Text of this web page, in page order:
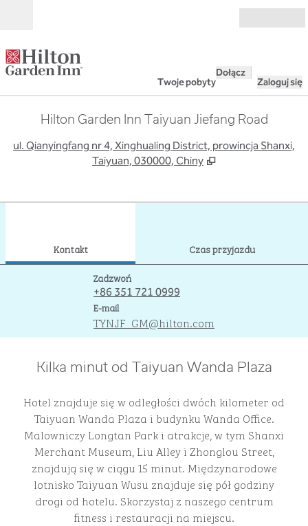
Twoje pobyty
Dołącz
Zaloguj się
Hilton Garden Inn Taiyuan Jiefang Road
ul. Qianyingfang nr 4, Xinghualing District, prowincja Shanxi,
Taiyuan, 030000, Chiny
Kontakt
Czas przyjazdu
Zadzwoń
Rozmowa
+86 351 721 0999
E-mail
Email
TYNJF_GM@hilton.com
Kilka minut od Taiyuan Wanda Plaza
Hotel znajduje się w odległości dwóch kilometer od
Taiyuan Wanda Plaza i budynku Wanda Office.
Malowniczy Longtan Park i atrakcje, w tym Shanxi
Merchant Museum, Liu Alley i Zhonglou Street,
znajdują się w ciągu 15 minut. Międzynarodowe
lotnisko Taiyuan Wusu znajduje się pół godziny
drogi od hotelu. Skorzystaj z naszego centrum
fitness i restauracji na miejscu.